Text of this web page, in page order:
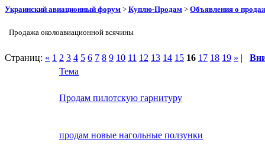
Украинский авиационный форум > Куплю-Продам > Объявления о
Продажа околоавиационной всячины
Страниц: « 1 2 3 4 5 6 7 8 9 10 11 12 13 14 15 16 17 18 19 » |
Тема
Продам пилотскую гарнитуру
продам новые нагольные ползунки